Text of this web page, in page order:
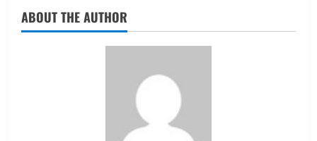
ABOUT THE AUTHOR